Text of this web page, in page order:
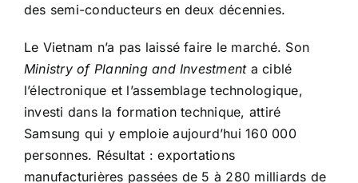
des semi-conducteurs en deux décennies.
Le Vietnam n’a pas laissé faire le marché. Son
Ministry of Planning and Investmenta ciblé
l’électronique et l’assemblage technologique,
investi dans la formation technique, attiré
Samsung qui y emploie aujourd’hui 160 000
personnes. Résultat : exportations
manufacturières passées de 5 à 280 milliards de